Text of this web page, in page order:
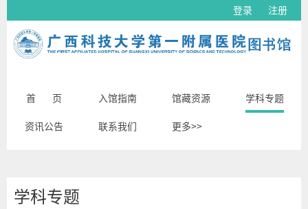
登录 注册
首 页 入馆指南 馆藏资源 学科专题
资讯公告 联系我们 更多>>
学科专题